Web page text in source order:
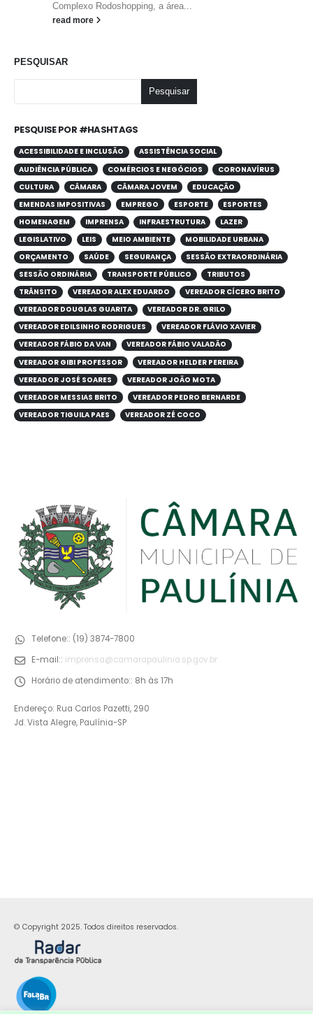
Complexo Rodoshopping, a área...
read more
PESQUISAR
Pesquisar
PESQUISE POR #HASHTAGS
ACESSIBILIDADE E INCLUSÃO
ASSISTÊNCIA SOCIAL
AUDIÊNCIA PÚBLICA
COMÉRCIOS E NEGÓCIOS
CORONAVÍRUS
CULTURA
CÂMARA CÂMARA JOVEM
EDUCAÇÃO
EMENDAS IMPOSITIVAS
EMPREGO ESPORTE
ESPORTES
HOMENAGEM
IMPRENSA INFRAESTRUTURA
LAZER
LEGISLATIVO
LEIS MEIO AMBIENTE
MOBILIDADE URBANA
ORÇAMENTO
SAÚDE SEGURANÇA
SESSÃO EXTRAORDINÁRIA
SESSÃO ORDINÁRIA
TRANSPORTE PÚBLICO
TRIBUTOS
TRÂNSITO
VEREADOR ALEX EDUARDO
VEREADOR CÍCERO BRITO
VEREADOR DOUGLAS GUARITA
VEREADOR DR. GRILO
VEREADOR EDILSINHO RODRIGUES
VEREADOR FLÁVIO XAVIER
VEREADOR FÁBIO DA VAN
VEREADOR FÁBIO VALADÃO
VEREADOR GIBI PROFESSOR
VEREADOR HELDER PEREIRA
VEREADOR JOSÉ SOARES
VEREADOR JOÃO MOTA
VEREADOR MESSIAS BRITO
VEREADOR PEDRO BERNARDE
VEREADOR TIGUILA PAES
VEREADOR ZÉ COCO
Telefone:: (19) 3874-7800
E-mail:: imprensa@camarapaulinia.sp.gov.br
Horário de atendimento:: 8h às 17h
Endereço: Rua Carlos Pazetti, 290
Jd. Vista Alegre, Paulínia-SP
© Copyright 2025. Todos direitos reservados.